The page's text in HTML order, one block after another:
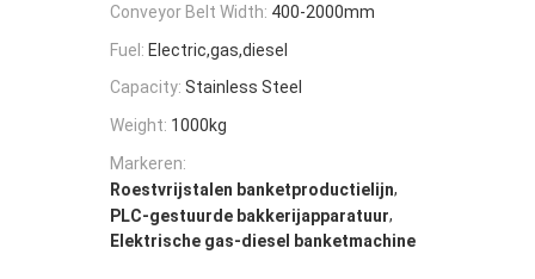
Conveyor Belt Width: 400-2000mm
Fuel: Electric,gas,diesel
Capacity: Stainless Steel
Weight: 1000kg
Markeren:
Roestvrijstalen banketproductielijn,
PLC-gestuurde bakkerijapparatuur,
Elektrische gas-diesel banketmachine